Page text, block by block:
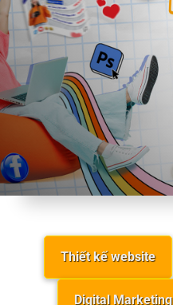
Thiết kế website
Digital Marketing